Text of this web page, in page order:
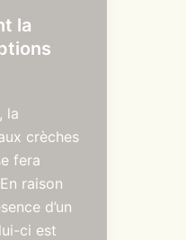
la
la
crèches
fera
raison
d’un
ci est